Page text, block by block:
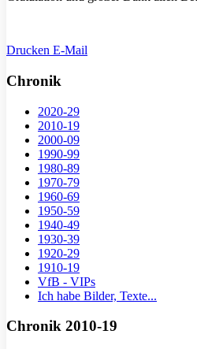
Drucken E-Mail
Chronik
2020-29
2010-19
2000-09
1990-99
1980-89
1970-79
1960-69
1950-59
1940-49
1930-39
1920-29
1910-19
VfB - VIPs
Ich habe Bilder, Texte...
Chronik 2010-19